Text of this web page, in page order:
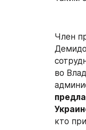
Член
во
кто